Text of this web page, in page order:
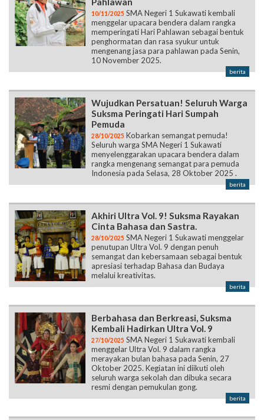
mengenang jasa para pahlawan pada Senin,
10 November 2025.
berita
Wujudkan Persatuan! Seluruh Warga
Suksma Peringati Hari Sumpah
Seluruh warga SMA Negeri 1 Sukawati
menyelenggarakan upacara bendera dalam
rangka mengenang semangat para pemuda
Indonesia pada Selasa, 28 Oktober 2025 .
Akhiri Ultra Vol. 9! Suksma Rayakan
Cinta Bahasa dan Sastra.
penutupan Ultra Vol. 9 dengan penuh
semangat dan kebersamaan sebagai bentuk
apresiasi terhadap Bahasa dan Budaya
melalui kreativitas.
Berbahasa dan Berkreasi, Suksma
Kembali Hadirkan Ultra Vol. 9
menggelar Ultra Vol. 9 dalam rangka
merayakan bulan bahasa pada Senin, 27
Oktober 2025. Kegiatan ini diikuti oleh
seluruh warga sekolah dan dibuka secara
resmi dengan pemukulan gong.
Semangat Kepemimpinan Baru,
OSMA Gelar Pelantikan Pengurus